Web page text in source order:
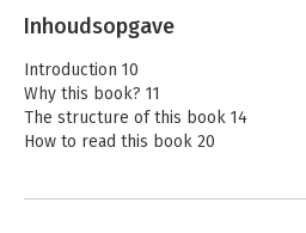
Inhoudsopgave
Introduction 10
Why this book? 11
The structure of this book 14
How to read this book 20